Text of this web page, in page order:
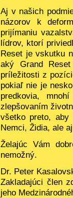
Aj v našich
názorov k
prijímaniu
lídrov, ktorí
Reset je vskutku
aký Grand
príležitosti z
pokiaľ nie je
predkovia,
zlepšovaním
všetko preto,
Nemci, Židia, ale
Želajúc Vám
nemožný.
Dr. Peter
Zakladajúci člen
jeho